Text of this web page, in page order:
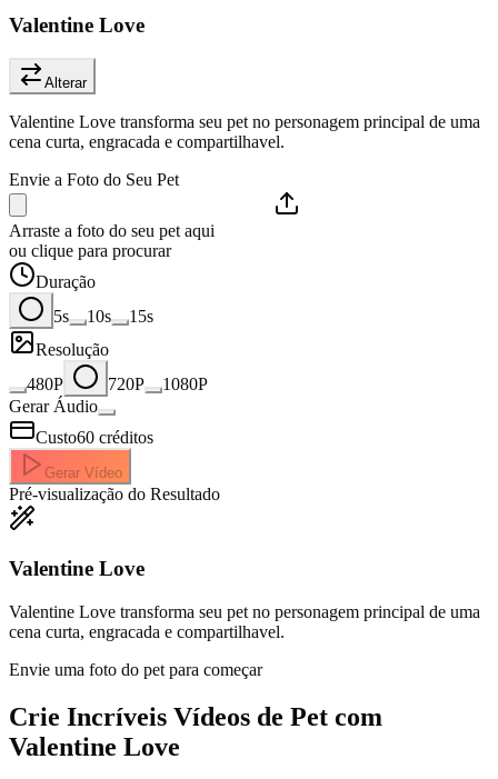
Valentine Love
Alterar
Valentine Love transforma seu pet no personagem principal de uma
cena curta, engracada e compartilhavel.
Envie a Foto do Seu Pet
Arraste a foto do seu pet aqui
ou clique para procurar
Duração
5s
10s
15s
Resolução
480P
720P
1080P
Gerar Áudio
Custo60 créditos
Gerar Vídeo
Pré-visualização do Resultado
Valentine Love
Valentine Love transforma seu pet no personagem principal de uma
cena curta, engracada e compartilhavel.
Envie uma foto do pet para começar
Crie Incríveis Vídeos de Pet com
Valentine Love